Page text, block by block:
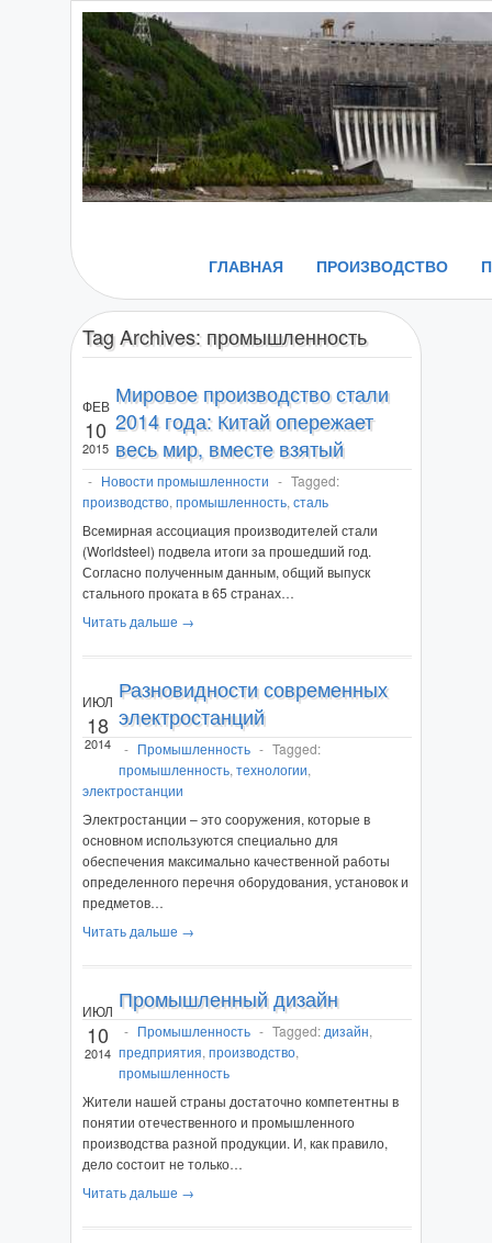
ГЛАВНАЯ ПРОИЗВОДСТВО
Tag Archives: промышленность
ФЕВ
10
2015
Мировое производство стали
2014 года: Китай опережает
весь мир, вместе взятый
- Новости промышленности - Tagged:
производство, промышленность, сталь
Всемирная ассоциация производителей стали
(Worldsteel) подвела итоги за прошедший год.
Согласно полученным данным, общий выпуск
стального проката в 65 странах…
Читать дальше →
ИЮЛ
18
2014
Разновидности современных
электростанций
- Промышленность - Tagged:
промышленность, технологии,
электростанции
Электростанции – это сооружения, которые в
основном используются специально для
обеспечения максимально качественной работы
определенного перечня оборудования, установок и
предметов…
Читать дальше →
ИЮЛ
10
2014
Промышленный дизайн
- Промышленность - Tagged: дизайн,
предприятия, производство,
промышленность
Жители нашей страны достаточно компетентны в
понятии отечественного и промышленного
производства разной продукции. И, как правило,
дело состоит не только…
Читать дальше →